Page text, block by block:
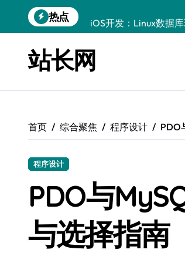
到
热点
iOS开发：Linux数据
Go开发实战：Linux数
数据驱动传媒革新：
数据驱动内容增长：
数据驱动交互优化，赋
数据驱动下的传媒架构
站长网
首页 综合聚焦 程序设计 PDO
程序设计
PDO与
与选择指南